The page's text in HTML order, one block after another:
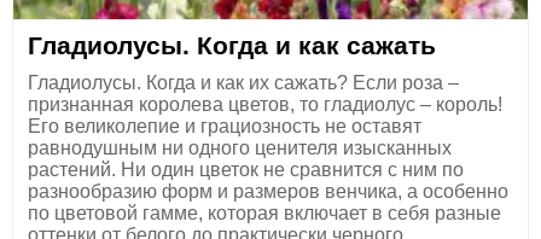
Гладиолусы. Когда и как сажать
Гладиолусы. Когда и как их сажать? Если роза –
признанная королева цветов, то гладиолус – король!
Его великолепие и грациозность не оставят
равнодушным ни одного ценителя изысканных
растений. Ни один цветок не сравнится с ним по
разнообразию форм и размеров венчика, а особенно
по цветовой гамме, которая включает в себя разные